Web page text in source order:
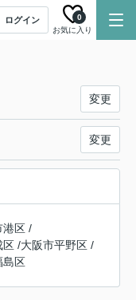
ログイン
お気に入り
0
変更
変更
港区 /
区 /大阪市平野区 /
島区